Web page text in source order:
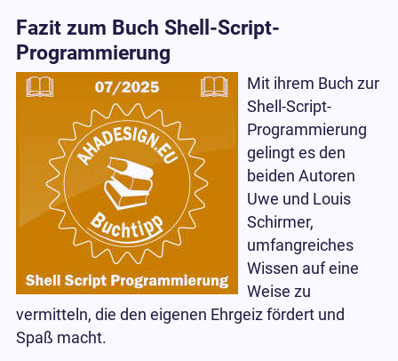
Fazit zum Buch Shell-Script-
Programmierung
Mit ihrem Buch zur
Shell-Script-
Programmierung
gelingt es den
beiden Autoren
Uwe und Louis
Schirmer,
umfangreiches
Wissen auf eine
Weise zu
vermitteln, die den eigenen Ehrgeiz fördert und
Spaß macht.